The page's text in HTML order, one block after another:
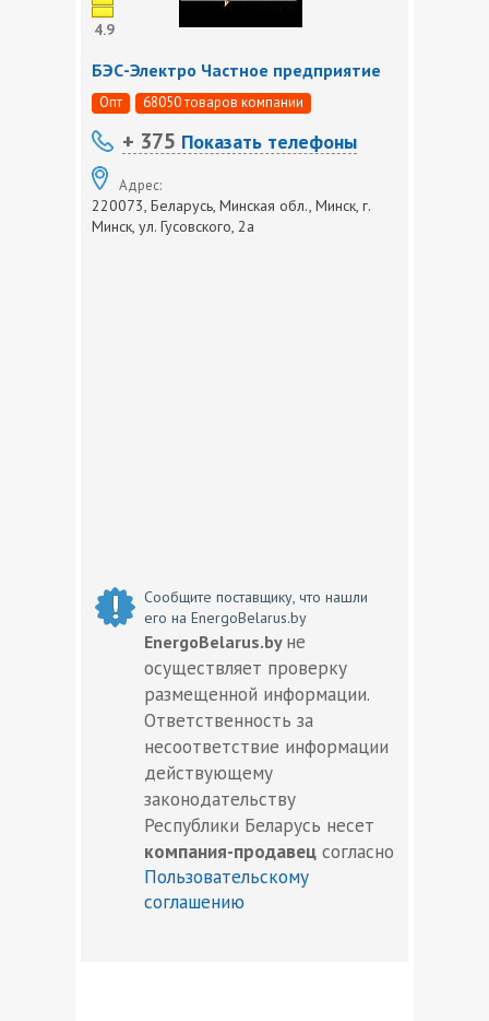
4.9
БЭС-Электро Частное предприятие
Опт 68050 товаров компании
+ 375 Показать телефоны
Адрес:
220073, Беларусь, Минская обл., Минск, г.
Минск, ул. Гусовского, 2а
Сообщите поставщику, что нашли
его на EnergoBelarus.by
EnergoBelarus.by не
осуществляет проверку
размещенной информации.
Ответственность за
несоответствие информации
действующему
законодательству
Республики Беларусь несет
компания-продавец согласно
Пользовательскому
соглашению